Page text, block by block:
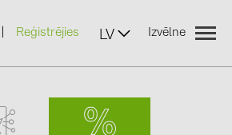
Reģistrējies LV Izvēlne